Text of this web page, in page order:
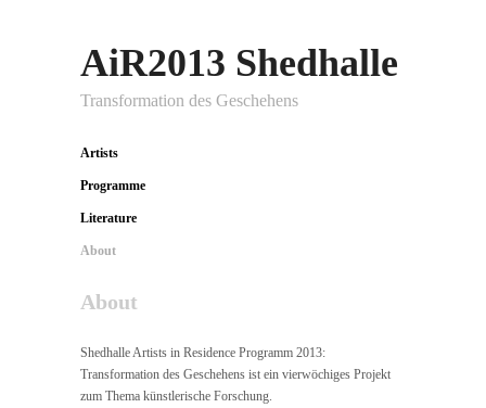
AiR2013 Shedhalle
Transformation des Geschehens
Artists
Programme
Literature
About
About
Shedhalle Artists in Residence Programm 2013:
Transformation des Geschehens ist ein vierwöchiges Projekt
zum Thema künstlerische Forschung.